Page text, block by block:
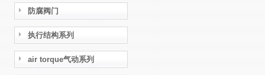
防腐阀门
执行结构系列
air torque气动系列